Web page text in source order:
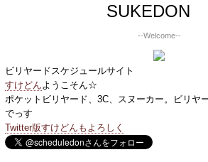
SUKEDON
--Welcome--
ビリヤードスケジュールサイト
すけどんようこそん☆
ポケットビリヤード、3C、スヌーカー。ビリヤ
でっす
Twitter版すけどんもよろしく